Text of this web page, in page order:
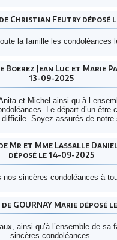
Christian Feutry déposé
la famille les condoléances
Boerez Jean Luc et Marie
13-09-2025
et Michel ainsi qu à l
Le départ d’un être
Soyez assurés de notre
Mr et Mme Lassalle
déposé le 14-09-2025
nos sincères condoléances à
GOURNAY Marie déposé
ainsi qu’à l’ensemble de sa
sincères condoléances.